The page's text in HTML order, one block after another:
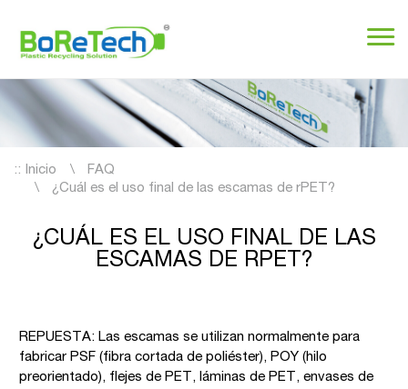
:: Inicio
FAQ
¿Cuál es el uso final de las escamas de rPET?
¿CUÁL ES EL USO FINAL DE LAS
ESCAMAS DE RPET?
REPUESTA: Las escamas se utilizan normalmente para
fabricar PSF (fibra cortada de poliéster), POY (hilo
preorientado), flejes de PET, láminas de PET, envases de